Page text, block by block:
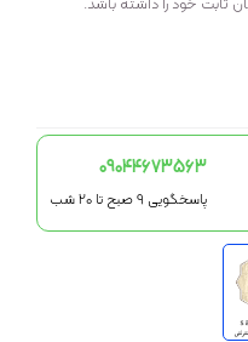
09044673563
پاسخگویی 9 صبح تا 20 شب